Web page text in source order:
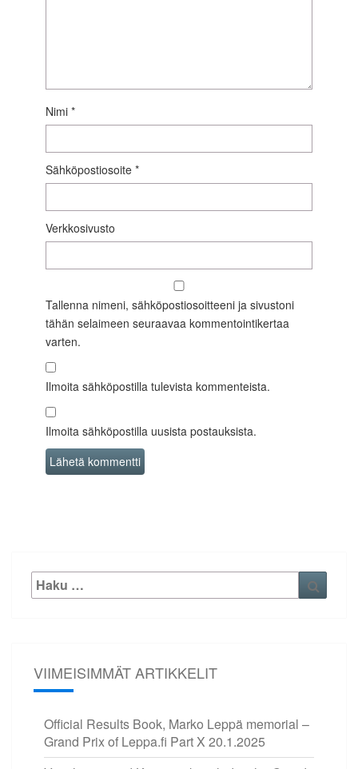
Nimi *
Sähköpostiosoite *
Verkkosivusto
Tallenna nimeni, sähköpostiosoitteeni ja sivustoni
tähän selaimeen seuraavaa kommentointikertaa
varten.
Ilmoita sähköpostilla tulevista kommenteista.
Ilmoita sähköpostilla uusista postauksista.
Etsi: Haku
VIIMEISIMMÄT ARTIKKELIT
Official Results Book, Marko Leppä memorial –
Grand Prix of Leppa.fi Part X 20.1.2025